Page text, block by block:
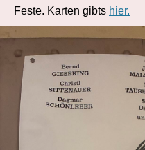
Feste. Karten gibts hier.